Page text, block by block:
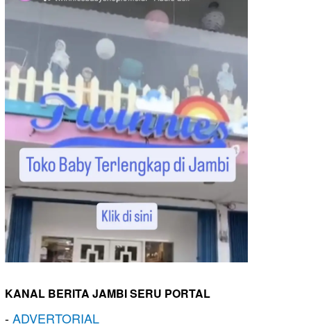
KANAL BERITA JAMBI SERU PORTAL
-ADVERTORIAL